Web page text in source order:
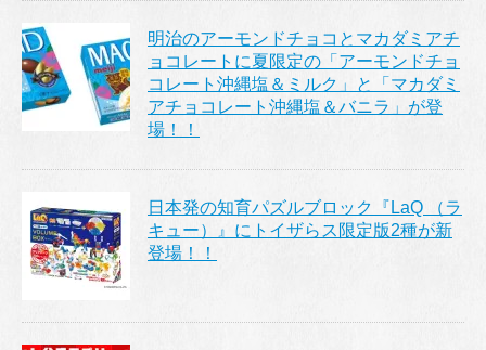
明治のアーモンドチョコとマカダミアチ
ョコレートに夏限定の「アーモンドチョ
コレート沖縄塩＆ミルク」と「マカダミ
アチョコレート沖縄塩＆バニラ」が登
場！！
日本発の知育パズルブロック『LaQ （ラ
キュー）』にトイザらス限定版2種が新
登場！！